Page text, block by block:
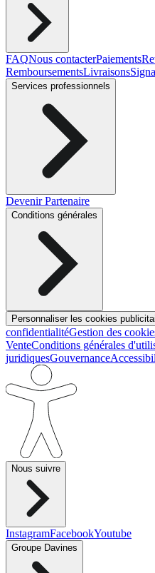
FAQNous contacterPaiements
RemboursementsLivraisons
Services professionnels
Devenir Partenaire
Conditions générales
Personnaliser les cookies
confidentialitéGestion des
VenteConditions générales
juridiquesGouvernance
Nous suivre
InstagramFacebookYoutube
Groupe Davines